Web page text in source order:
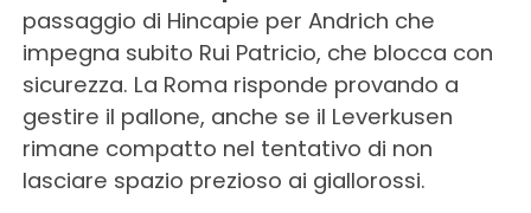
passaggio di Hincapie per Andrich che
impegna subito Rui Patricio, che blocca con
sicurezza. La Roma risponde provando a
gestire il pallone, anche se il Leverkusen
rimane compatto nel tentativo di non
lasciare spazio prezioso ai giallorossi.